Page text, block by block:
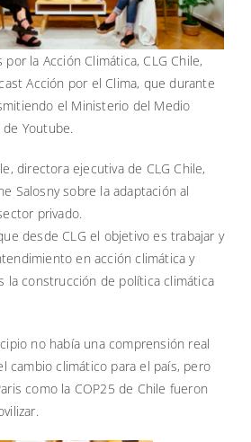
la Acción Climática, CLG Chile,
Acción por el Clima, que durante
el Ministerio del Medio
Youtube.
directora ejecutiva de CLG Chile,
Salosny sobre la adaptación al
privado.
desde CLG el objetivo es trabajar y
en acción climática y
la construcción de política climática
no había una comprensión real
cambio climático para el país, pero
como la COP25 de Chile fueron